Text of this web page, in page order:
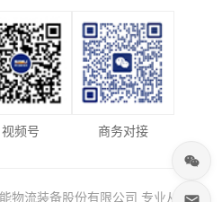
视频号 商务对接
物流装备股份有限公司 专业从事于